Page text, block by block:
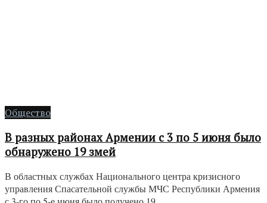
Общество
В разных районах Армении с 3 по 5 июня было
обнаружено 19 змей
В областных службах Национального центра кризисного
управления Спасательной службы МЧС Республики Армения